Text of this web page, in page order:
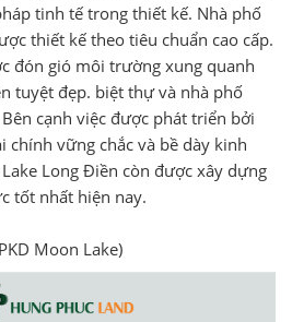
tinh tế trong thiết kế. Nhà phố
thiết kế theo tiêu chuẩn cao cấp.
đón gió môi trường xung quanh
tuyệt đẹp. biệt thự và nhà phố
cạnh việc được phát triển bởi
chính vững chắc và bề dày kinh
Long Điền còn được xây dựng
tốt nhất hiện nay.
Moon Lake)